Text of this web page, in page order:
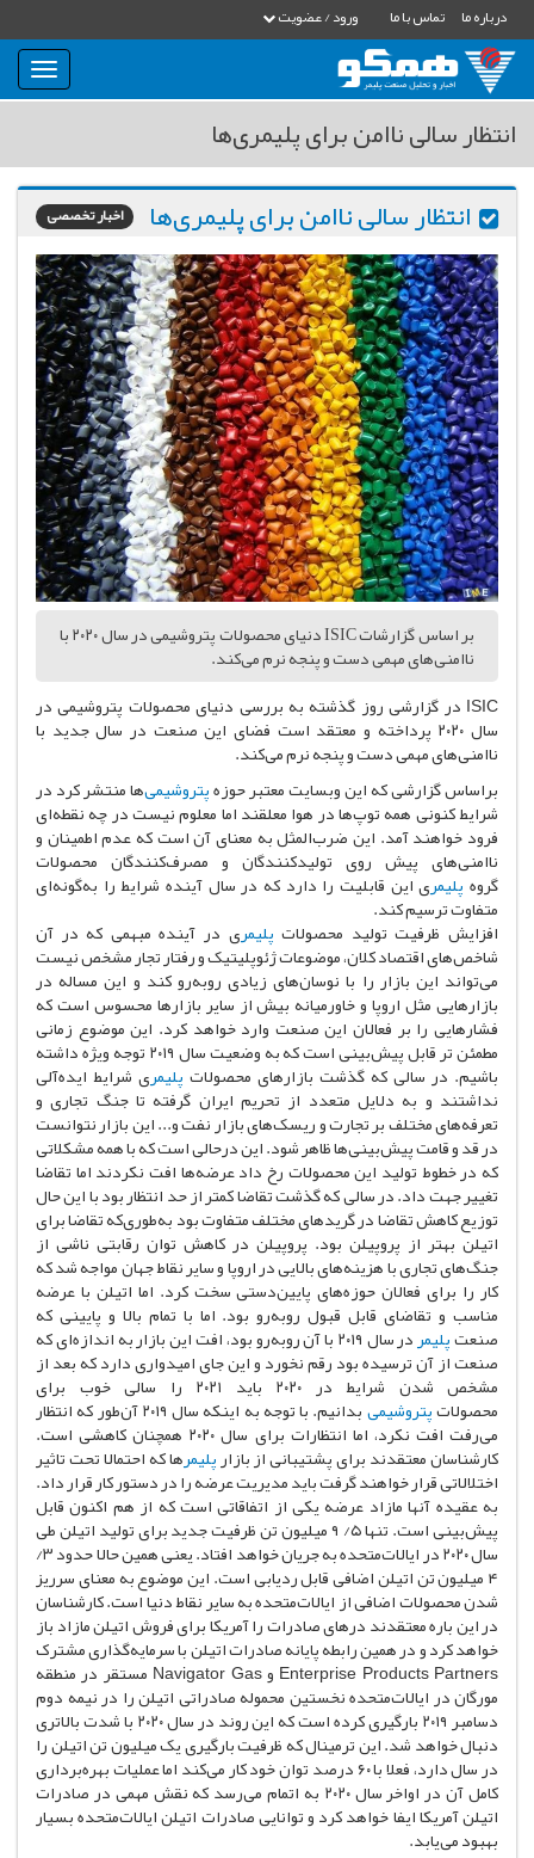
درباره ما تماس با ما ورود / عضویت
بار
و
انتظار سالی ناامن برای پلیمری‌ها
اخبار تخصصی انتظار سالی ناامن برای پلیمری‌ها
بر اساس گزارشات ISIC دنیای محصولات پتروشیمی در سال ۲۰۲۰ با
ناامنی‌های مهمی دست و پنجه نرم می‌کند.
ISIC در گزارشی روز گذشته به بررسی دنیای محصولات پتروشیمی در
سال ۲۰۲۰ پرداخته و معتقد است فضای این صنعت در سال جدید با
ناامنی‌های مهمی دست و پنجه نرم می‌کند.
براساس گزارشی که این وبسایت معتبر حوزهپتروشیمی‌ها منتشر کرد در
شرایط کنونی همه توپ‌ها در هوا معلقند اما معلوم نیست در چه نقطه‌ای
فرود خواهند آمد. این ضرب‌المثل به معنای آن است که عدم اطمینان و
ناامنی‌های پیش روی تولیدکنندگان و مصرف‌کنندگان محصولات
گروه پلیمری این قابلیت را دارد که در سال آینده شرایط را به‌گونه‌ای
متفاوت ترسیم کند.
افزایش ظرفیت تولید محصولات پلیمری در آینده مبهمی که در آن
شاخص‌های اقتصاد کلان، موضوعات ژئوپلیتیک و رفتار تجار مشخص نیست
می‌تواند این بازار را با نوسان‌های زیادی روبه‌رو کند و این مساله در
بازارهایی مثل اروپا و خاورمیانه بیش از سایر بازارها محسوس است که
فشارهایی را بر فعالان این صنعت وارد خواهد کرد. این موضوع زمانی
مطمئن تر قابل پیش‌بینی است که به وضعیت سال ۲۰۱۹ توجه ویژه داشته
باشیم. در سالی که گذشت بازارهای محصولات پلیمری شرایط ایده‌آلی
نداشتند و به دلایل متعدد از تحریم ایران گرفته تا جنگ تجاری و
تعرفه‌های مختلف بر تجارت و ریسک‌های بازار نفت و... این بازار نتوانست
در قد و قامت پیش‌بینی‌ها ظاهر شود. این درحالی است که با همه مشکلاتی
که در خطوط تولید این محصولات رخ داد عرضه‌ها افت نکردند اما تقاضا
تغییر جهت داد. در سالی که گذشت تقاضا کمتر از حد انتظار بود با این حال
توزیع کاهش تقاضا در گریدهای مختلف متفاوت بود به‌طوری‌که تقاضا برای
اتیلن بهتر از پروپیلن بود. پروپیلن در کاهش توان رقابتی ناشی از
جنگ‌های تجاری با هزینه‌های بالایی در اروپا و سایر نقاط جهان مواجه شد که
کار را برای فعالان حوزه‌های پایین‌دستی سخت کرد. اما اتیلن با عرضه
مناسب و تقاضای قابل قبول روبه‌رو بود. اما با تمام بالا و پایینی که
صنعتپلیمر در سال ۲۰۱۹ با آن روبه‌رو بود، افت این بازار به اندازه‌ای که
صنعت از آن ترسیده بود رقم نخورد و این جای امیدواری دارد که بعد از
مشخص شدن شرایط در ۲۰۲۰ باید ۲۰۲۱ را سالی خوب برای
محصولاتپتروشیمی بدانیم. با توجه به اینکه سال ۲۰۱۹ آن‌طور که انتظار
می‌رفت افت نکرد، اما انتظارات برای سال ۲۰۲۰ همچنان کاهشی است.
کارشناسان معتقدند برای پشتیبانی از بازارپلیمرها که احتمالا تحت تاثیر
اختلالاتی قرار خواهند گرفت باید مدیریت عرضه را در دستور کار قرار داد.
به عقیده آنها مازاد عرضه یکی از اتفاقاتی است که از هم اکنون قابل
پیش‌بینی است. تنها ۵/ ۹ میلیون تن ظرفیت جدید برای تولید اتیلن طی
سال ۲۰۲۰ در ایالات‌متحده به جریان خواهد افتاد. یعنی همین حالا حدود ۳/
۴ میلیون تن اتیلن اضافی قابل ردیابی است. این موضوع به معنای سرریز
شدن محصولات اضافی از ایالات‌متحده به سایر نقاط دنیا است. کارشناسان
در این باره معتقدند درهای صادرات را آمریکا برای فروش اتیلن مازاد باز
خواهد کرد و در همین رابطه پایانه صادرات اتیلن با سرمایه‌گذاری مشترک
Enterprise Products Partners و Navigator Gas مستقر در منطقه
مورگان در ایالات‌متحده نخستین محموله صادراتی اتیلن را در نیمه دوم
دسامبر ۲۰۱۹ بارگیری کرده است که این روند در سال ۲۰۲۰ با شدت بالاتری
دنبال خواهد شد. این ترمینال که ظرفیت بارگیری یک میلیون تن اتیلن را
در سال دارد، فعلا با ۶۰ درصد توان خود کار می‌کند اما عملیات بهره‌برداری
کامل آن در اواخر سال ۲۰۲۰ به اتمام می‌رسد که نقش مهمی در صادرات
اتیلن آمریکا ایفا خواهد کرد و توانایی صادرات اتیلن ایالات‌متحده بسیار
بهبود می‌یابد.